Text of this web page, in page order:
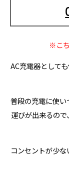
※こ
AC充電器として
普段の充電に使
運びが出来るの
コンセントが少